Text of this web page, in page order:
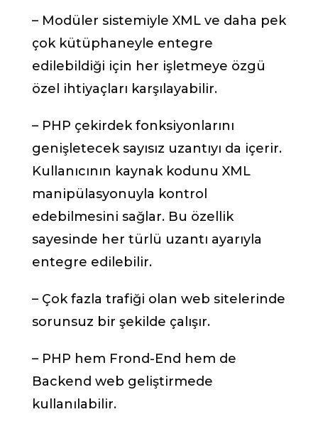
– Modüler sistemiyle XML ve daha pek
çok kütüphaneyle entegre
edilebildiği için her işletmeye özgü
özel ihtiyaçları karşılayabilir.
– PHP çekirdek fonksiyonlarını
genişletecek sayısız uzantıyı da içerir.
Kullanıcının kaynak kodunu XML
manipülasyonuyla kontrol
edebilmesini sağlar. Bu özellik
sayesinde her türlü uzantı ayarıyla
entegre edilebilir.
– Çok fazla trafiği olan web sitelerinde
sorunsuz bir şekilde çalışır.
– PHP hem Frond-End hem de
Backend web geliştirmede
kullanılabilir.